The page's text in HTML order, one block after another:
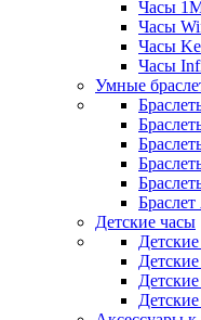
Часы
Часы
Часы
Часы
Умные
Детские часы